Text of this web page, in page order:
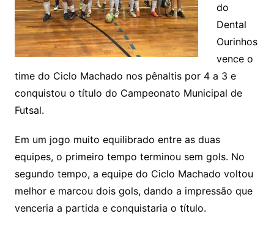
do
Dental
Ourinhos
vence o
time do Ciclo Machado nos pênaltis por 4 a 3 e
conquistou o título do Campeonato Municipal de
Futsal.
Em um jogo muito equilibrado entre as duas
equipes, o primeiro tempo terminou sem gols. No
segundo tempo, a equipe do Ciclo Machado voltou
melhor e marcou dois gols, dando a impressão que
venceria a partida e conquistaria o título.